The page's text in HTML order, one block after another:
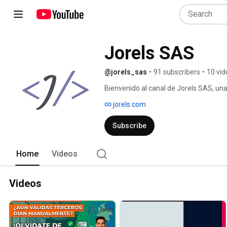
Jorels SAS
@jorels_sas • 91 subscribers • 10
Bienvenido al canal de Jorels SAS,
para gestionar tus procesos
requisitos de la DIAN. También te
Odoo, así como otros temas
jorels.com
Subscribe
Home Videos
Videos